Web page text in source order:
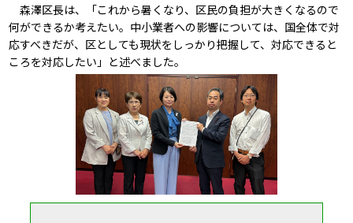
森澤区長は、「これから暑くなり、区民の負担が大きくなるので
何ができるか考えたい。中小業者への影響については、国全体で対
応すべきだが、区としても現状をしっかり把握して、対応できると
ころを対応したい」と述べました。